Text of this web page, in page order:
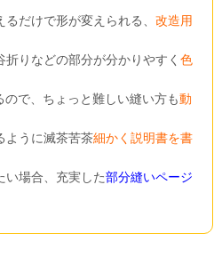
るだけで形が変えられる、改造用
折りなどの部分が分かりやすく色
で、ちょっと難しい縫い方も動
ように滅茶苦茶細かく説明書を書
い場合、充実した部分縫いページ